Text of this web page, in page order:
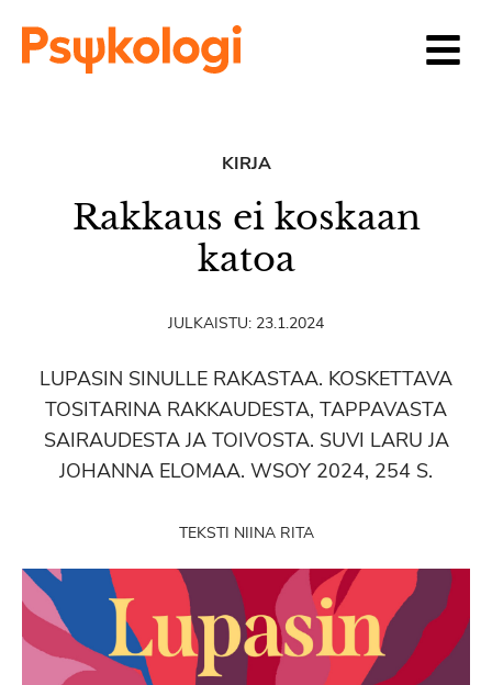
KIRJA
Rakkaus ei koskaan
katoa
JULKAISTU: 23.1.2024
LUPASIN SINULLE RAKASTAA. KOSKETTAVA
TOSITARINA RAKKAUDESTA, TAPPAVASTA
SAIRAUDESTA JA TOIVOSTA. SUVI LARU JA
JOHANNA ELOMAA. WSOY 2024, 254 S.
TEKSTI NIINA RITA